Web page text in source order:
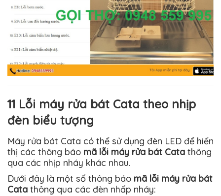
11 Lỗi máy rửa bát Cata theo nhịp
đèn biểu tượng
Máy rửa bát Cata có thể sử dụng đèn LED để hiển
thị các thông báo mã lỗi máy rửa bát Cata thông
qua các nhịp nháy khác nhau.
Dưới đây là một số thông báo mã lỗi máy rửa bát
Cata thông qua các đèn nhấp nháy: